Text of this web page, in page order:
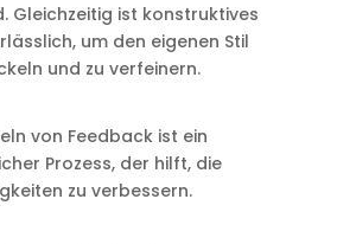
Gleichzeitig ist konstruktives
um den eigenen Stil
und zu verfeinern.
von Feedback ist ein
Prozess, der hilft, die
zu verbessern.